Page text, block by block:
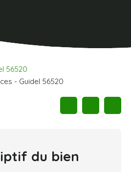
56520
- Guidel 56520
du bien